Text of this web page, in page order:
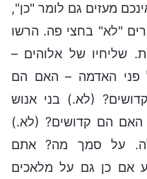
מעזים גם לומר "כן",
"לא" בחצי פה. הרשו
שליחיו של אלוהים –
פני האדמה – האם הם
(לא.) בני אנוש
האם הם קדושים? (לא.)
על סמך מה? אתם
אם כן גם על מלאכים